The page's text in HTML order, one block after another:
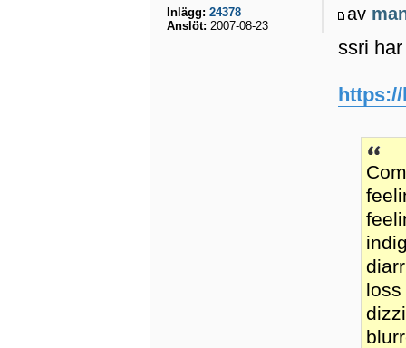
av
ssri
loss
Inlägg: 24378
Anslöt: 2007-08-23